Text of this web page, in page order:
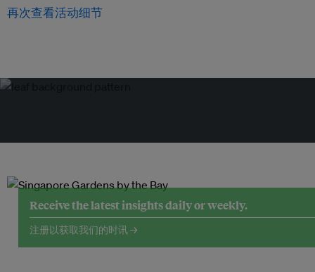
再次查看活动细节
Receive the latest insights daily or weekly.
注册以获取我们的时讯 →